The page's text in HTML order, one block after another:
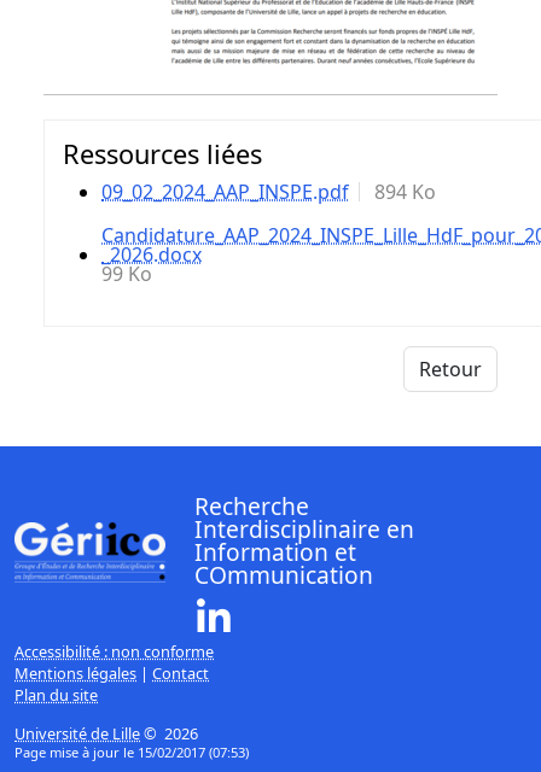
Ressources liées
09_02_2024_AAP_INSPE.pdf
894 Ko
_2026.docx
99 Ko
Retour
Recherche
Interdisciplinaire en
Information et
COmmunication
Accessibilité : non conforme
Mentions légales | Contact
Plan du site
Université de Lille© 2026
Page mise à jour le 15/02/2017 (07:53)